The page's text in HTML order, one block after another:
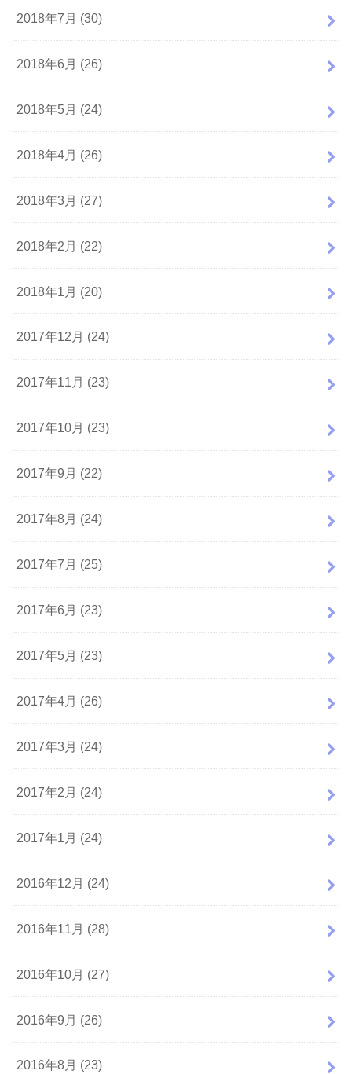
2018年7月 (30)
2018年6月 (26)
2018年5月 (24)
2018年4月 (26)
2018年3月 (27)
2018年2月 (22)
2018年1月 (20)
2017年12月 (24)
2017年11月 (23)
2017年10月 (23)
2017年9月 (22)
2017年8月 (24)
2017年7月 (25)
2017年6月 (23)
2017年5月 (23)
2017年4月 (26)
2017年3月 (24)
2017年2月 (24)
2017年1月 (24)
2016年12月 (24)
2016年11月 (28)
2016年10月 (27)
2016年9月 (26)
2016年8月 (23)